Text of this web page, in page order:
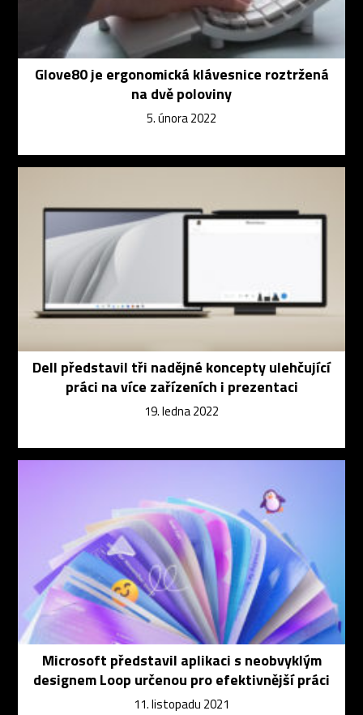
Glove80 je ergonomická klávesnice roztržená
na dvě poloviny
5. února 2022
Dell představil tři nadějné koncepty ulehčující
práci na více zařízeních i prezentaci
19. ledna 2022
Microsoft představil aplikaci s neobvyklým
designem Loop určenou pro efektivnější práci
11. listopadu 2021